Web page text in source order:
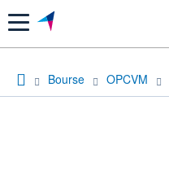
Menu
Bourse OPCVM